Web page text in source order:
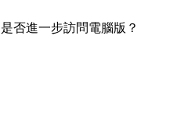
否進一步訪問電腦版？